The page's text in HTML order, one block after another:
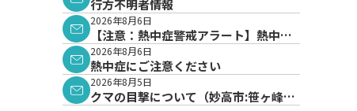
行方不明者情報
2026年8月6日
【注意：熱中症警戒アラート】熱中症
警戒アラートが発表されています。
2026年8月6日
熱中症にご注意ください
2026年8月5日
クマの目撃について（妙高市:笹ヶ峰地